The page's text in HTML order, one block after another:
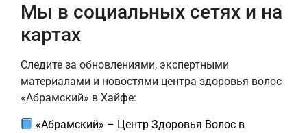
Мы в социальных сетях и на
картах
Следите за обновлениями, экспертными
материалами и новостями центра здоровья волос
«Абрамский» в Хайфе:
«Абрамский» – Центр Здоровья Волос в